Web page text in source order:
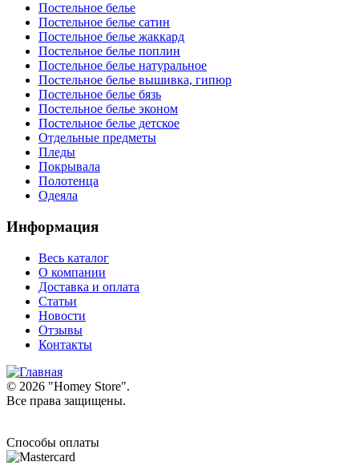
Постельное белье
Постельное белье сатин
Постельное белье жаккард
Постельное белье поплин
Постельное белье натуральное
Постельное белье вышивка, гипюр
Постельное белье бязь
Постельное белье эконом
Постельное белье детское
Отдельные предметы
Пледы
Покрывала
Полотенца
Одеяла
Информация
Весь каталог
О компании
Доставка и оплата
Статьи
Новости
Отзывы
Контакты
© 2026 "Homey Store".
Все права защищены.
Способы оплаты